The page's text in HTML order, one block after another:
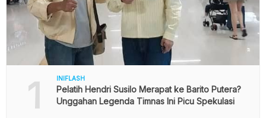
1 INIFLASH
Pelatih Hendri Susilo Merapat ke Barito Putera?
Unggahan Legenda Timnas Ini Picu Spekulasi